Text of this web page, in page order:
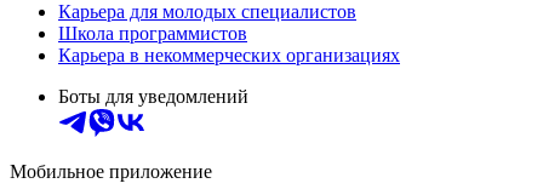
Карьера для молодых специалистов
Школа программистов
Карьера в некоммерческих организациях
Боты для уведомлений
Мобильное приложение